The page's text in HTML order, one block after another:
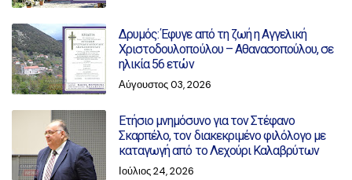
Δρυμός: Έφυγε από τη ζωή η Αγγελική
Χριστοδουλοπούλου – Αθανασοπούλου, σε
ηλικία 56 ετών
Αύγουστος 03, 2026
Ετήσιο μνημόσυνο για τον Στέφανο
Σκαρπέλο, τον διακεκριμένο φιλόλογο με
καταγωγή από το Λεχούρι Καλαβρύτων
Ιούλιος 24, 2026